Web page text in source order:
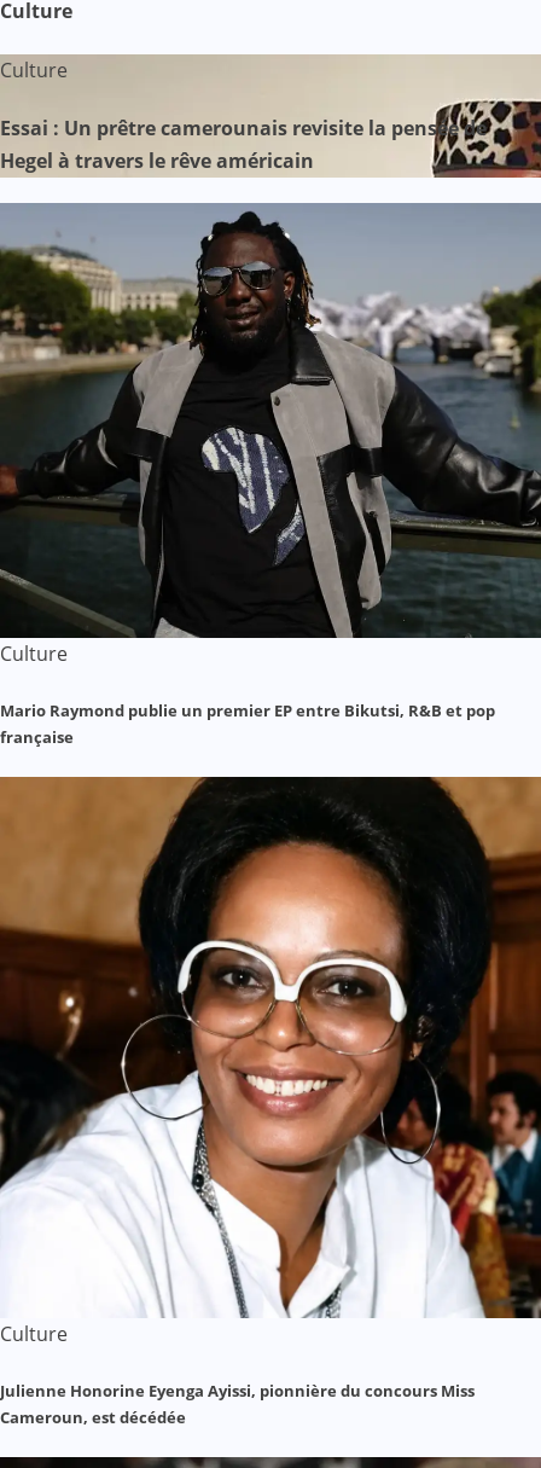
Culture
Culture
Essai : Un prêtre camerounais revisite la pensée de
Hegel à travers le rêve américain
Culture
Mario Raymond publie un premier EP entre Bikutsi, R&B et pop
française
Culture
Julienne Honorine Eyenga Ayissi, pionnière du concours Miss
Cameroun, est décédée